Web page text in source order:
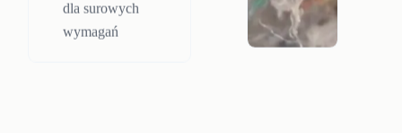
dla surowych
wymagań